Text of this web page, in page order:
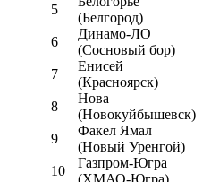
5
(Белгород)
6
Динамо-ЛО
(Сосновый бор)
7
Енисей
(Красноярск)
8
Нова
(Новокуйбышевск)
9
Факел Ямал
(Новый Уренгой)
10
Газпром-Югра
(ХМАО-Югра)